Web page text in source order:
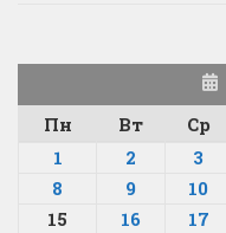
Пн
Вт Ср
1
2 3
8
9 10
15
16 17